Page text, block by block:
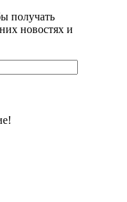
получать
новостях и